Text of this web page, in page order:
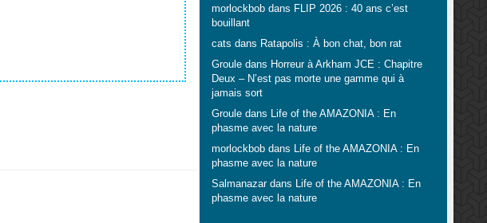
morlockbobdans FLIP 2026 : 40 ans c’est
bouillant
cats dans Ratapolis : À bon chat, bon rat
Grouledans Horreur à Arkham JCE : Chapitre
Deux – N’est pas morte une gamme qui à
jamais sort
Grouledans Life of the AMAZONIA : En
phasme avec la nature
morlockbobdans Life of the AMAZONIA : En
phasme avec la nature
Salmanazardans Life of the AMAZONIA : En
phasme avec la nature